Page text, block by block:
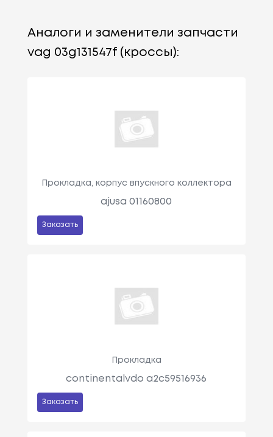
Аналоги и заменители запчасти
vag 03g131547f (кроссы):
Прокладка, корпус впускного коллектора
ajusa 01160800
Заказать
Прокладка
continentalvdo a2c59516936
Заказать